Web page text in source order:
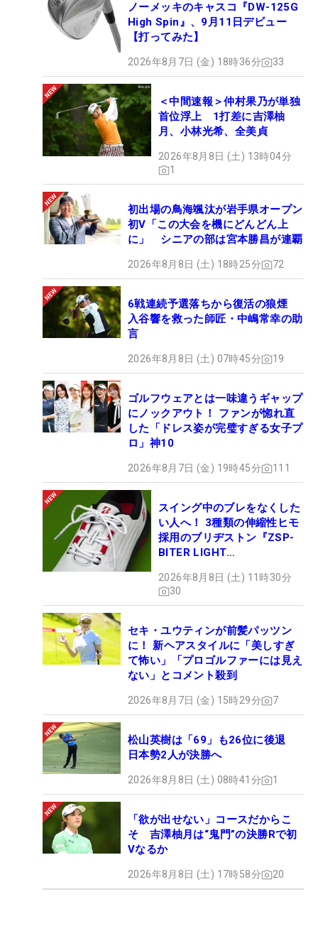
ノーメッキのキャスコ『DW-125G
High Spin』、9月11日デビュー
【打ってみた】
2026年8月7日 (金) 18時36分 33
＜中間速報＞仲村果乃が単独
首位浮上 1打差に吉澤柚
月、小林光希、全美貞
2026年8月8日 (土) 13時04分
1
初出場の鳥海颯汰が岩手県オープン
初V「この大会を機にどんどん上
に」 シニアの部は宮本勝昌が連覇
2026年8月8日 (土) 18時25分 72
6戦連続予選落ちから復活の狼煙
入谷響を救った師匠・中嶋常幸の助
言
2026年8月8日 (土) 07時45分 19
ゴルフウェアとは一味違うギャップ
にノックアウト！ ファンが惚れ直
した「ドレス姿が完璧すぎる女子プ
ロ」神10
2026年8月7日 (金) 19時45分 111
スイング中のブレをなくした
い人へ！ 3種類の伸縮性ヒモ
採用のブリヂストン『ZSP-
BITER LIGHT
ュー
2026年8月8日 (土) 11時30分
30
セキ・ユウティンが前髪パッツン
に！ 新ヘアスタイルに「美しすぎ
て怖い」「プロゴルファーには見え
ない」とコメント殺到
2026年8月7日 (金) 15時29分 7
松山英樹は「69」も26位に後退
日本勢2人が決勝へ
2026年8月8日 (土) 08時41分 1
「欲が出せない」コースだからこ
そ 吉澤柚月は“鬼門”の決勝Rで初
Vなるか
2026年8月8日 (土) 17時58分 20